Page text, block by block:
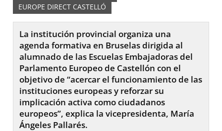
EUROPE DIRECT CASTELLÓ
La institución provincial organiza una
agenda formativa en Bruselas dirigida al
alumnado de las Escuelas Embajadoras del
Parlamento Europeo de Castellón con el
objetivo de “acercar el funcionamiento de las
instituciones europeas y reforzar su
implicación activa como ciudadanos
europeos”, explica la vicepresidenta, María
Ángeles Pallarés.